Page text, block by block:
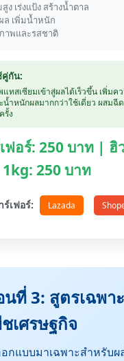
ง เร่งแป้ง สร้างน้ำตาล
ล เพิ่มน้ำหนัก
าพและรสชาติ
คู่กัน:
ทสเซียมเข้าสู่ผลได้เร็วขึ้น เพิ่มค
น้ำหนักผลมากกว่าใช้เดี่ยว ผสมฉี
รั้ง
ฟอร์: 250 บาท | ฮิ
1kg: 250 บาท
ร์เฟอร์: Lazada
ที่ 3: สูตรเฉพา
เศรษฐกิจ
กแบบมาเฉพาะสำหรับผ